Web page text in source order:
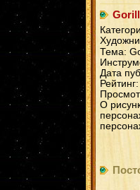
Тема:
Дата
О